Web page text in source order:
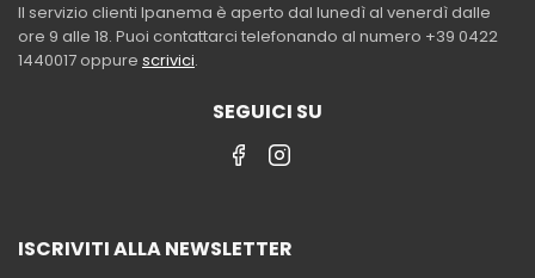
Il servizio clienti Ipanema è aperto dal lunedì al venerdì dalle
ore 9 alle 18. Puoi contattarci telefonando al numero +39 0422
1440017 oppure scrivici.
SEGUICI SU
ISCRIVITI ALLA NEWSLETTER